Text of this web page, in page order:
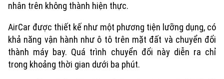
nhân trên không thành hiện thực.
AirCar được thiết kế như một phương tiện lưỡng dụng, có
khả năng vận hành như ô tô trên mặt đất và chuyển đổi
thành máy bay. Quá trình chuyển đổi này diễn ra chỉ
trong khoảng thời gian dưới ba phút.